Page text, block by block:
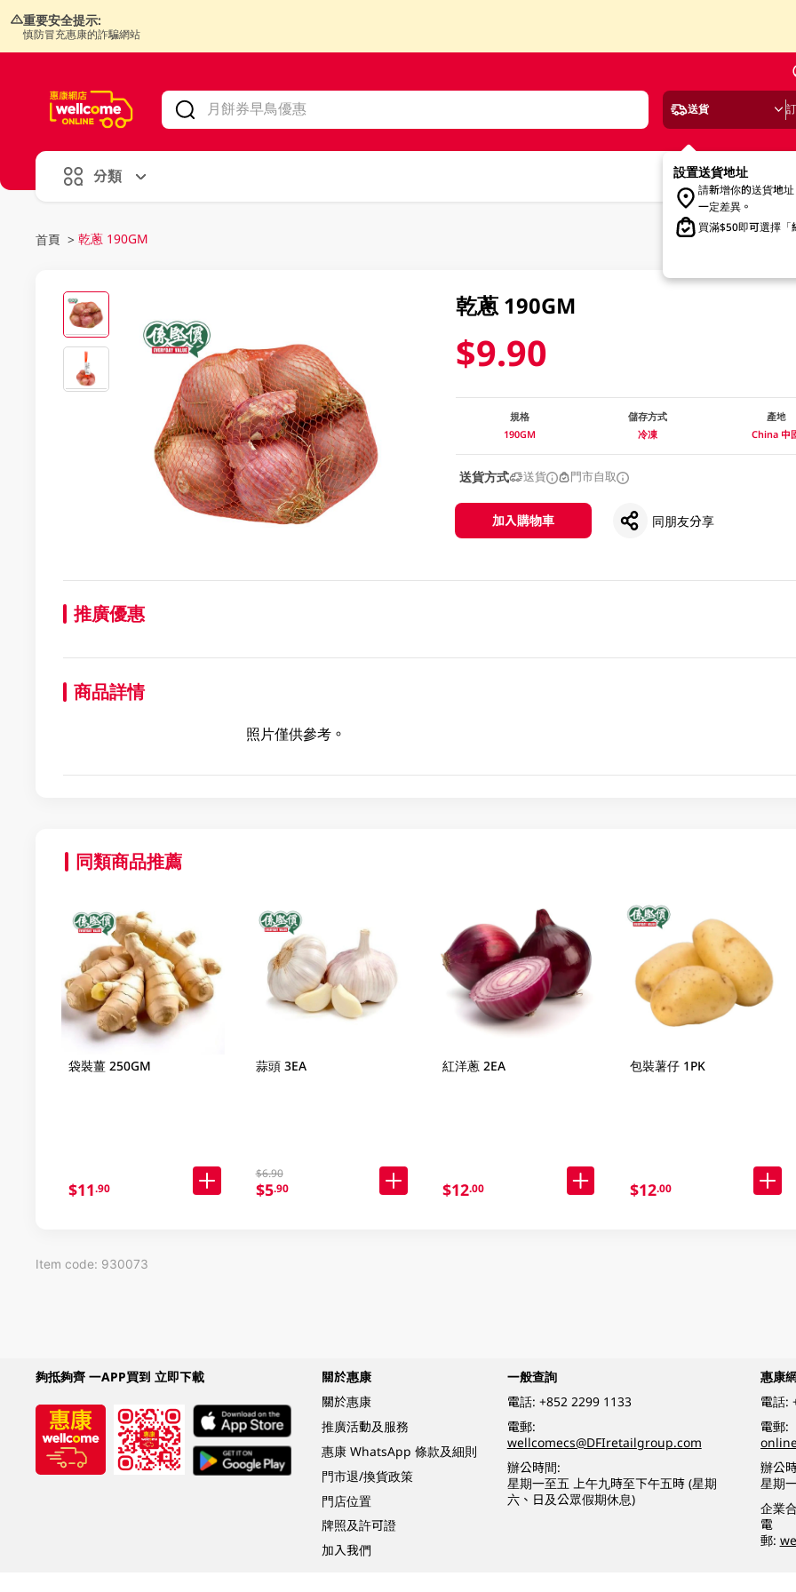
重要安全提示:
慎防冒充惠康的詐騙網站
送貨
設置送貨地址
請新增你的送貨地
一定差異。
買滿$50即可選擇「
分類
首頁 > 乾蔥 190GM
乾蔥 190GM
$9.90
規格
190GM
儲存方式
冷凍
產地
China 中
送貨方式 送貨 門市自取
加入購物車 同朋友分享
推廣優惠
商品詳情
照片僅供參考。
同類商品推薦
袋裝薑 250GM
$11.90
蒜頭 3EA
$6.90
$5.90
紅洋蔥 2EA
$12.00
包裝薯仔 1PK
$12.00
Item code: 930073
夠抵夠齊 一APP買到 立即下載
關於惠康
關於惠康
推廣活動及服務
惠康 WhatsApp 條款及細則
門市退/換貨政策
門店位置
牌照及許可證
加入我們
一般查詢
電話: +852 2299 1133
電郵:
wellcomecs@DFIretailgroup.com
辦公時間:
星期一至五 上午九時至下午五時 (星期
六、日及公眾假期休息)
惠康
電話:
電郵:
辦公
星期
企業
電
郵: